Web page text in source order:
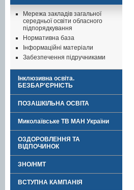
Мережа закладів загальної
середньої освіти обласного
підпорядкування
Нормативна база
Інформаційні матеріали
Забезпечення підручниками
Інклюзивна освіта.
БЕЗБАР'ЄРНІСТЬ
ПОЗАШКІЛЬНА ОСВІТА
Миколаївське ТВ МАН України
ОЗДОРОВЛЕННЯ ТА
ВІДПОЧИНОК
ЗНО/НМТ
ВСТУПНА КАМПАНІЯ